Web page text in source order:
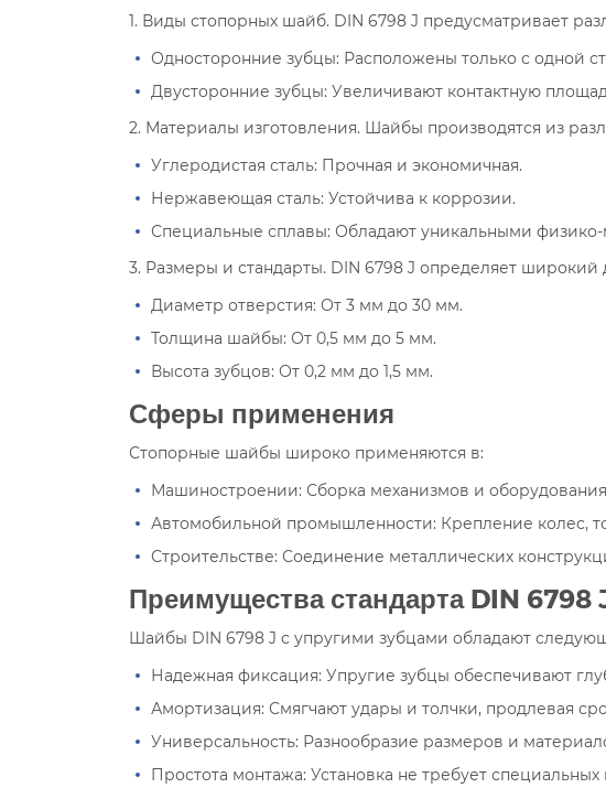
1. Виды стопорных шайб. DIN 6798 J предусматривает
Односторонние зубцы: Расположены только с одной
Двусторонние зубцы: Увеличивают контактную
2. Материалы изготовления. Шайбы производятся из
Углеродистая сталь: Прочная и экономичная.
Нержавеющая сталь: Устойчива к коррозии.
Специальные сплавы: Обладают уникальными
3. Размеры и стандарты. DIN 6798 J определяет широкий
Диаметр отверстия: От 3 мм до 30 мм.
Толщина шайбы: От 0,5 мм до 5 мм.
Высота зубцов: От 0,2 мм до 1,5 мм.
Сферы применения
Стопорные шайбы широко применяются в:
Машиностроении: Сборка механизмов и
Автомобильной промышленности: Крепление колес,
Строительстве: Соединение металлических
Преимущества стандарта DIN 6798
Шайбы DIN 6798 J с упругими зубцами обладают
Надежная фиксация: Упругие зубцы обеспечивают
Амортизация: Смягчают удары и толчки, продлевая
Универсальность: Разнообразие размеров и
Простота монтажа: Установка не требует